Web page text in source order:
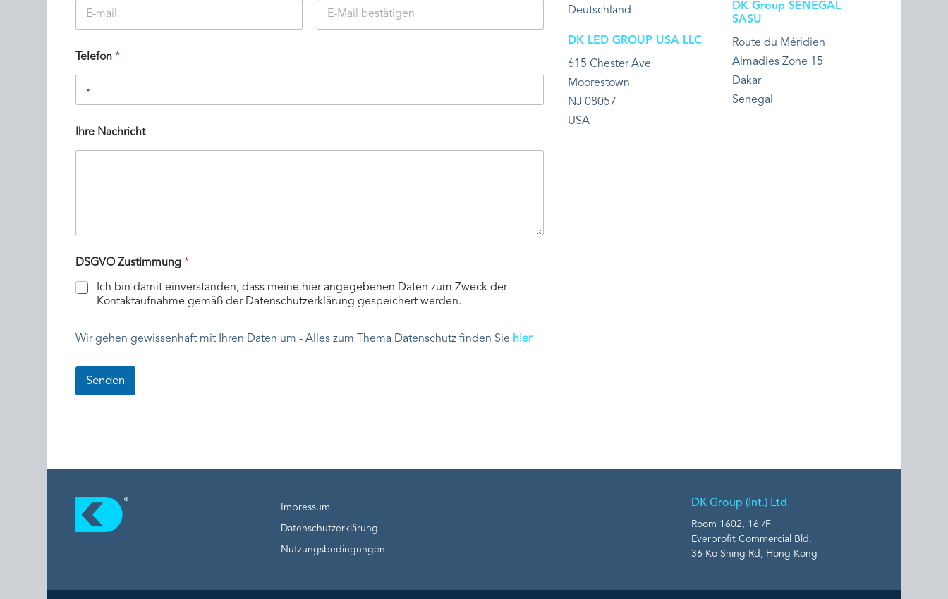
Telefon*
Ihre Nachricht
DSGVO Zustimmung*
Ich bin damit einverstanden, dass meine hier angegebenen Daten zum Zweck der
Kontaktaufnahme gemäß der Datenschutzerklärung gespeichert werden.
Wir gehen gewissenhaft mit Ihren Daten um - Alles zum Thema Datenschutz finden Sie hier
Senden
Deutschland
DK LED GROUP USA LLC
615 Chester Ave
Moorestown
NJ 08057
USA
DK Group SENEGAL
SASU
Route du Méridien
Almadies Zone 15
Dakar
Senegal
Impressum
Datenschutzerklärung
Nutzungsbedingungen
DK Group (Int.) Ltd.
Room 1602, 16 /F
Everprofit Commercial Bld.
36 Ko Shing Rd, Hong Kong